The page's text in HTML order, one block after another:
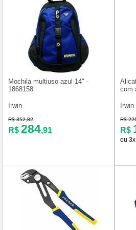
Mochila multiuso azul 14" -
1868158
Irwin
R$ 352,82
R$ 284,91
com
Irwin
R$
R$
ou